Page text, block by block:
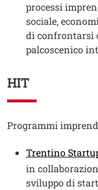
processi
sociale,
di confrontarsi
palcoscenico
HIT
Testo
Programmi
Trentino
in
sviluppo di